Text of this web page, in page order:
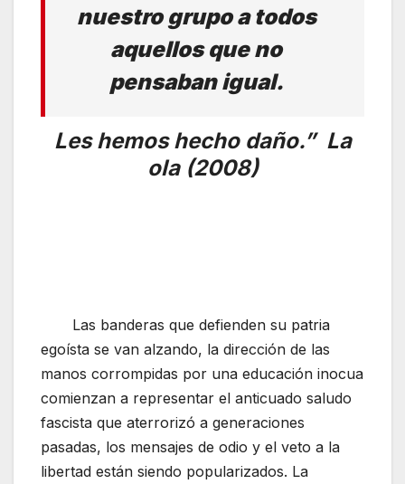
nuestro grupo a todos
aquellos que no
pensaban igual.
Les hemos hecho daño.” La
ola (2008)
Las banderas que defienden su patria
egoísta se van alzando, la dirección de las
manos corrompidas por una educación inocua
comienzan a representar el anticuado saludo
fascista que aterrorizó a generaciones
pasadas, los mensajes de odio y el veto a la
libertad están siendo popularizados. La